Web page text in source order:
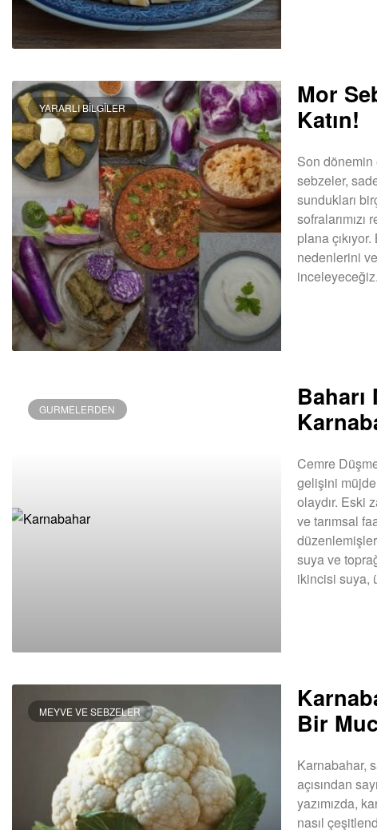
YARARLI BILGILER
Mor
Katın!
Son
sebzeler,
sundukları
sofralarımızı
plana
nedenlerini
GURMELERDEN
Cemre
gelişini
olaydır. Eski
ve tarımsal
suya ve
ikincisi suya,
MEYVE VE SEBZELER
Bir
Karnabahar,
açısından
yazımızda,
nasıl